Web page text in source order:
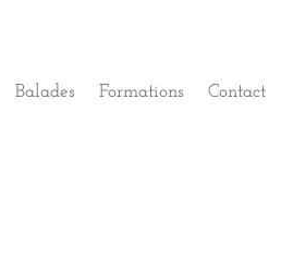
Balades Formations Contact